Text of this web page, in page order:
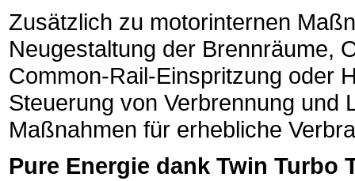
Zusätzlich zu motorinternen
Neugestaltung der Brennräume,
Common-Rail-Einspritzung oder
Steuerung von Verbrennung und
Maßnahmen für erhebliche
Pure Energie dank Twin Turbo